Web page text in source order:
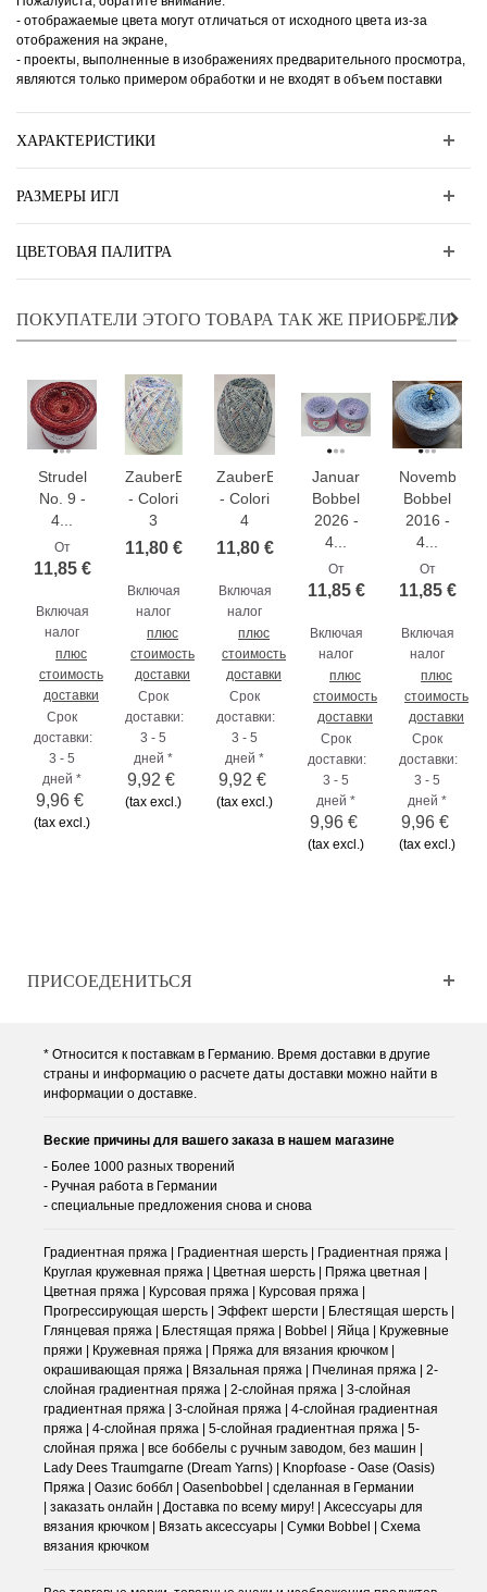
- отображаемые цвета могут отличаться от исходного цвета из-за
отображения на экране,
- проекты, выполненные в изображениях предварительного просмотра,
являются только примером обработки и не входят в объем поставки
ХАРАКТЕРИСТИКИ
РАЗМЕРЫ ИГЛ
ЦВЕТОВАЯ ПАЛИТРА
ПОКУПАТЕЛИ ЭТОГО ТОВАРА ТАК ЖЕ ПРИОБРЕЛИ:
Strudel
No. 9 -
4...
От
11,85 €
Включая
налог
плюс
стоимость
доставки
Срок
доставки:
3 - 5
дней *
9,96 €
(tax excl.)
ZauberEi
- Colori
3
11,80 €
Включая
налог
плюс
стоимость
доставки
Срок
доставки:
3 - 5
дней *
9,92 €
(tax excl.)
ZauberEi
- Colori
4
11,80 €
Включая
налог
плюс
стоимость
доставки
Срок
доставки:
3 - 5
дней *
9,92 €
(tax excl.)
Januar
Bobbel
2026 -
4...
От
11,85 €
Включая
налог
плюс
стоимость
доставки
Срок
доставки:
3 - 5
дней *
9,96 €
(tax excl.)
November
Bobbel
2016 -
4...
От
11,85 €
Включая
налог
плюс
стоимость
доставки
Срок
доставки:
3 - 5
дней *
9,96 €
(tax excl.)
ПРИСОЕДЕНИТЬСЯ
* Относится к поставкам в Германию. Время доставки в другие
страны и информацию о расчете даты доставки можно найти в
информации о доставке.
Веские причины для вашего заказа в нашем магазине
- Более 1000 разных творений
- Ручная работа в Германии
- специальные предложения снова и снова
Градиентная пряжа | Градиентная шерсть | Градиентная пряжа |
Круглая кружевная пряжа | Цветная шерсть | Пряжа цветная |
Цветная пряжа | Курсовая пряжа | Курсовая пряжа |
Прогрессирующая шерсть | Эффект шерсти | Блестящая шерсть |
Глянцевая пряжа | Блестящая пряжа | Bobbel | Яйца | Кружевные
пряжи | Кружевная пряжа | Пряжа для вязания крючком |
окрашивающая пряжа | Вязальная пряжа | Пчелиная пряжа | 2-
слойная градиентная пряжа | 2-слойная пряжа | 3-слойная
градиентная пряжа | 3-слойная пряжа | 4-слойная градиентная
пряжа | 4-слойная пряжа | 5-слойная градиентная пряжа | 5-
слойная пряжа | все боббелы с ручным заводом, без машин |
Lady Dees Traumgarne (Dream Yarns) | Knopfoase - Oase (Oasis)
Пряжа | Оазис боббл | Oasenbobbel | сделанная в Германии
| заказать онлайн | Доставка по всему миру! | Аксессуары для
вязания крючком | Вязать аксессуары | Сумки Bobbel | Схема
вязания крючком